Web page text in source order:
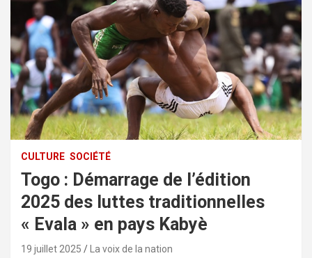
CULTURE SOCIÉTÉ
Togo : Démarrage de l’édition
2025 des luttes traditionnelles
« Evala » en pays Kabyè
19 juillet 2025 La voix de la nation